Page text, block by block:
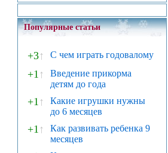
Популярные статьи
+3↑ С чем играть годовалому
+1↑
Введение прикорма
детям до года
+1↑
Какие игрушки нужны
до 6 месяцев
+1↑
Как развивать ребенка 9
месяцев